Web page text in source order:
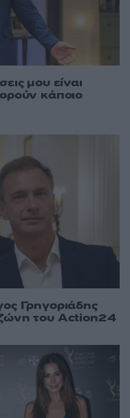
μου είναι
κάποιο
Γρηγοριάδης
του Action24